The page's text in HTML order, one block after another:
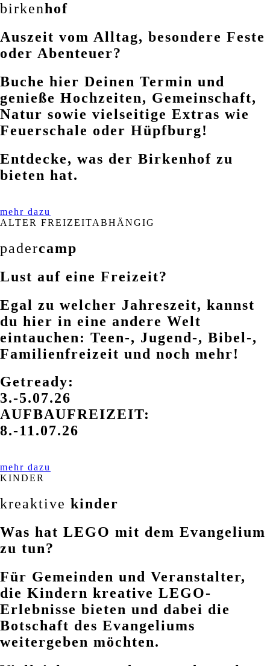
birkenhof
Auszeit vom Alltag, besondere Feste
oder Abenteuer?
Buche hier Deinen Termin und
genieße Hochzeiten, Gemeinschaft,
Natur sowie vielseitige Extras wie
Feuerschale oder Hüpfburg!
Entdecke, was der Birkenhof zu
bieten hat.
mehr dazu
ALTER FREIZEITABHÄNGIG
padercamp
Lust auf eine Freizeit?
Egal zu welcher Jahreszeit, kannst
du hier in eine andere Welt
eintauchen: Teen-, Jugend-, Bibel-,
Familienfreizeit und noch mehr!
Getready:
3.-5.07.26
AUFBAUFREIZEIT:
8.-11.07.26
mehr dazu
KINDER
kreaktive kinder
Was hat LEGO mit dem Evangelium
zu tun?
Für Gemeinden und Veranstalter,
die Kindern kreative LEGO-
Erlebnisse bieten und dabei die
Botschaft des Evangeliums
weitergeben möchten.